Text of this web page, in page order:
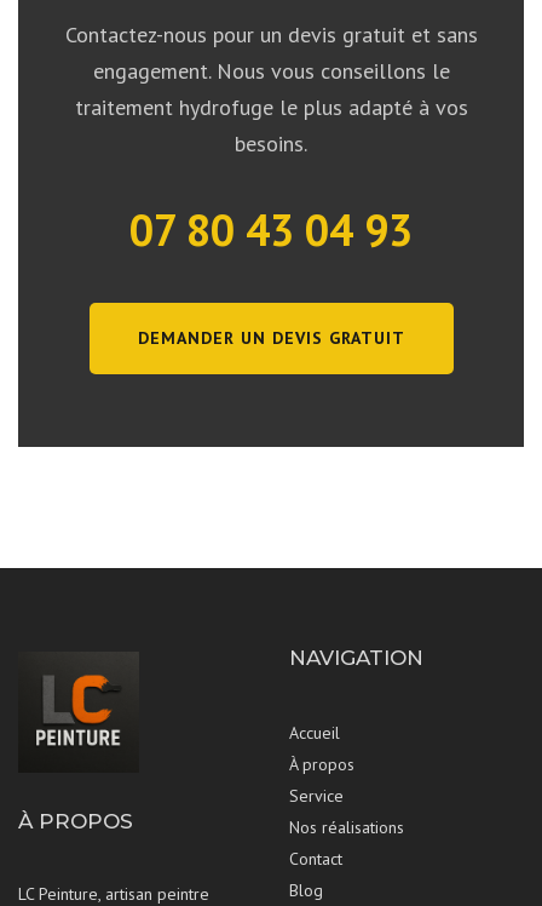
Contactez-nous pour un devis gratuit et sans
engagement. Nous vous conseillons le
traitement hydrofuge le plus adapté à vos
besoins.
07 80 43 04 93
DEMANDER UN DEVIS GRATUIT
À PROPOS
LC Peinture, artisan peintre
NAVIGATION
Accueil
À propos
Service
Nos réalisations
Contact
Blog